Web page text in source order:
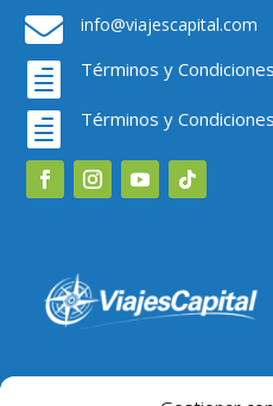
 info@viajescapital.com
 Términos y
 Términos y